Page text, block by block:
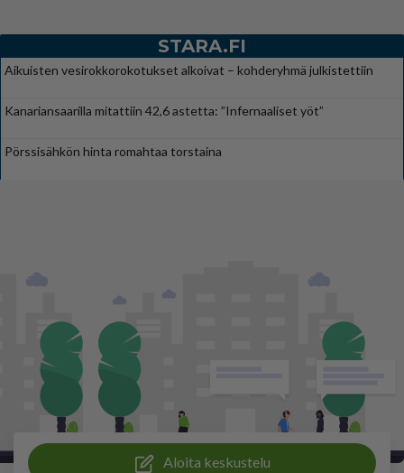
STARA.FI
Aikuisten vesirokkorokotukset alkoivat – kohderyhmä julkistettiin
Kanariansaarilla mitattiin 42,6 astetta: ”Infernaaliset yöt”
Pörssisähkön hinta romahtaa torstaina
Aloita keskustelu